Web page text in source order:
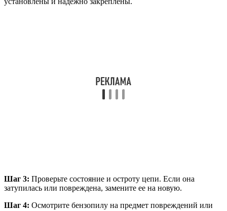
Шаг 3: Проверьте состояние и остроту цепи. Если она
затупилась или повреждена, замените ее на новую.
Шаг 4: Осмотрите бензопилу на предмет повреждений или